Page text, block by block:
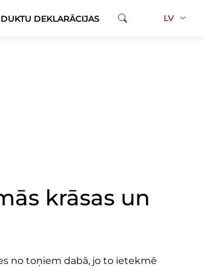
DEKLARĀCIJAS LV
krāsas un
no toņiem dabā, jo to ietekmē